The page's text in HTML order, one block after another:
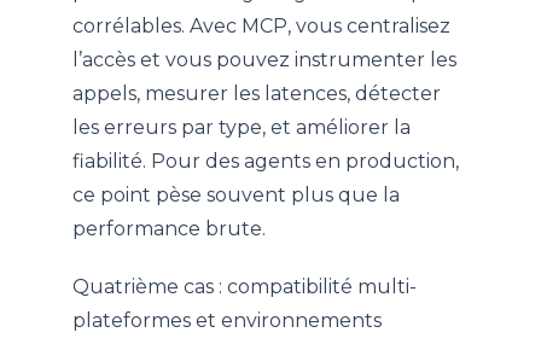
corrélables. Avec MCP, vous centralisez
l’accès et vous pouvez instrumenter les
appels, mesurer les latences, détecter
les erreurs par type, et améliorer la
fiabilité. Pour des agents en production,
ce point pèse souvent plus que la
performance brute.
Quatrième cas : compatibilité multi-
plateformes et environnements